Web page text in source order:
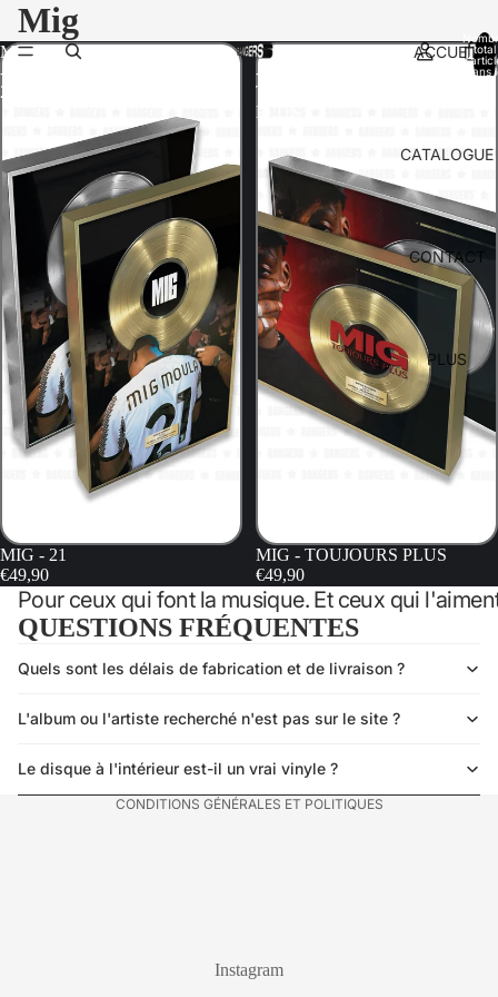
ACCUEIL
CATALOGUE
CONTACT
PLUS
total
dans
Mig
MIG
-
21
MIG - 21
€49,90
MIG
-
TOUJOURS
PLUS
MIG - TOUJOURS PLUS
€49,90
Pour ceux qui font la musique. Et ceux qui
QUESTIONS FRÉQUENTES
Quels sont les délais de fabrication et de livraison ?
L'album ou l'artiste recherché n'est pas sur le site ?
Le disque à l'intérieur est-il un vrai vinyle ?
CONDITIONS GÉNÉRALES ET POLITIQUES
Politique de confidentialité
Conditions générales de vente
Instagram